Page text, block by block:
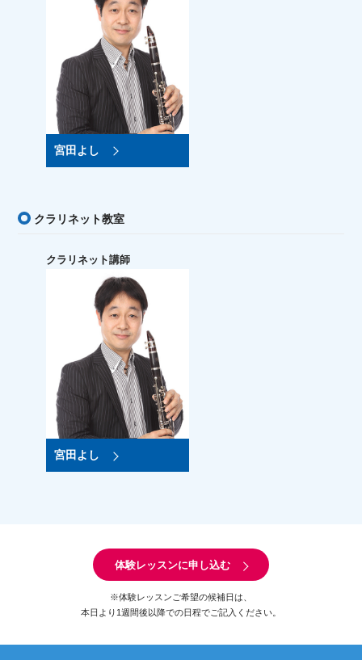
宮田よし
クラリネット教室
クラリネット講師
宮田よし
体験レッスンに申し込む
※体験レッスンご希望の候補日は、
本日より1週間後以降での日程でご記入ください。